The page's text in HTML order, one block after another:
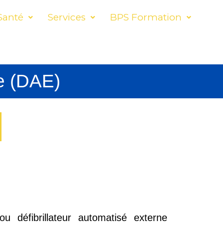
Services BPS Formation
(DAE)
défibrillateur automatisé externe